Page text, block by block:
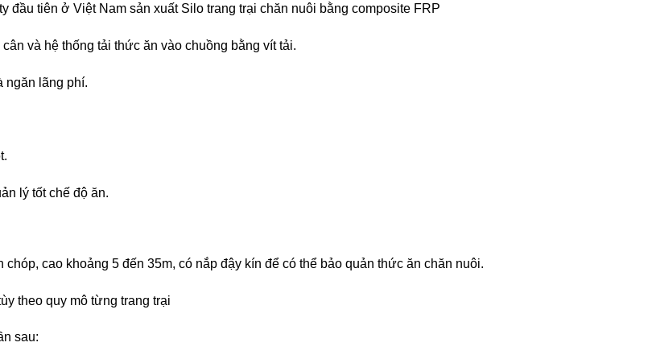
đầu tiên ở Việt Nam sản xuất Silo trang trại chăn nuôi bằng composite FRP
và hệ thống tải thức ăn vào chuồng bằng vít tải.
ngăn lãng phí.
lý tốt chế độ ăn.
cao khoảng 5 đến 35m, có nắp đậy kín để có thể bảo quản thức ăn chăn nuôi.
theo quy mô từng trang trại
sau: